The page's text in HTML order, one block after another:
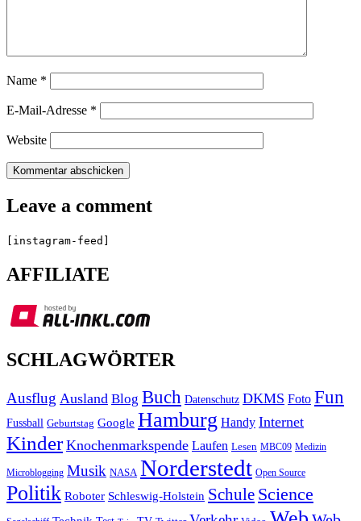
Name *
E-Mail-Adresse *
Website
Leave a comment
[instagram-feed]
AFFILIATE
SCHLAGWÖRTER
Ausflug Ausland Blog Buch Datenschutz DKMS Foto Fun
Fussball Geburtstag Google Hamburg Handy Internet
Kinder Knochenmarkspende Laufen Lesen MBC09 Medizin
Microblogging Musik NASA Norderstedt Open Source
Politik Roboter Schleswig-Holstein Schule Science